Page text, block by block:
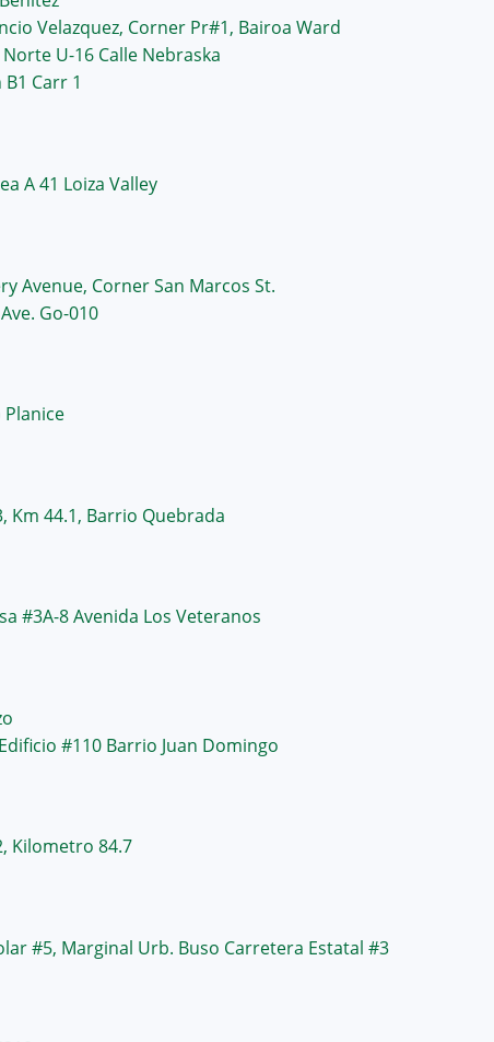
Velazquez, Corner Pr#1, Bairoa Ward
U-16 Calle Nebraska
Carr 1
A 41 Loiza Valley
Avenue, Corner San Marcos St.
Go-010
Planice
Km 44.1, Barrio Quebrada
#3A-8 Avenida Los Veteranos
#110 Barrio Juan Domingo
Kilometro 84.7
#5, Marginal Urb. Buso Carretera Estatal #3